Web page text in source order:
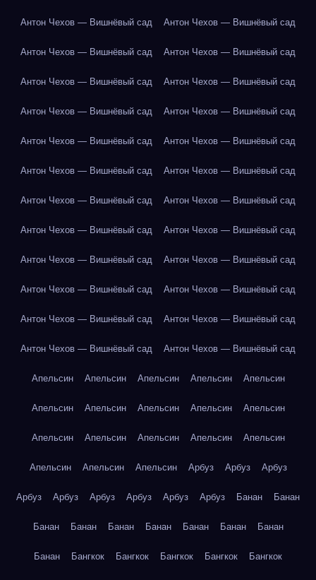
Антон Чехов — Вишнёвый сад Антон Чехов — Вишнёвый сад
Антон Чехов — Вишнёвый сад Антон Чехов — Вишнёвый сад
Антон Чехов — Вишнёвый сад Антон Чехов — Вишнёвый сад
Антон Чехов — Вишнёвый сад Антон Чехов — Вишнёвый сад
Антон Чехов — Вишнёвый сад Антон Чехов — Вишнёвый сад
Антон Чехов — Вишнёвый сад Антон Чехов — Вишнёвый сад
Антон Чехов — Вишнёвый сад Антон Чехов — Вишнёвый сад
Антон Чехов — Вишнёвый сад Антон Чехов — Вишнёвый сад
Антон Чехов — Вишнёвый сад Антон Чехов — Вишнёвый сад
Антон Чехов — Вишнёвый сад Антон Чехов — Вишнёвый сад
Антон Чехов — Вишнёвый сад Антон Чехов — Вишнёвый сад
Антон Чехов — Вишнёвый сад Антон Чехов — Вишнёвый сад
Апельсин Апельсин Апельсин Апельсин Апельсин
Апельсин Апельсин Апельсин Апельсин Апельсин
Апельсин Апельсин Апельсин Апельсин Апельсин
Апельсин Апельсин Апельсин Арбуз Арбуз Арбуз
Арбуз Арбуз Арбуз Арбуз Арбуз Арбуз Банан Банан
Банан Банан Банан Банан Банан Банан Банан
Банан Бангкок Бангкок Бангкок Бангкок Бангкок